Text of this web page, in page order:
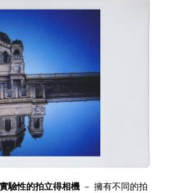
驗性的拍立得相機 － 擁有不同的拍